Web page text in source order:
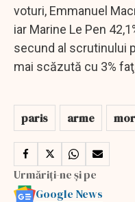
voturi, Emmanuel
iar Marine Le Pen
secund al scrutinului
mai scăzută cu 3%
paris arme
Urmăriți-ne și pe
Google News